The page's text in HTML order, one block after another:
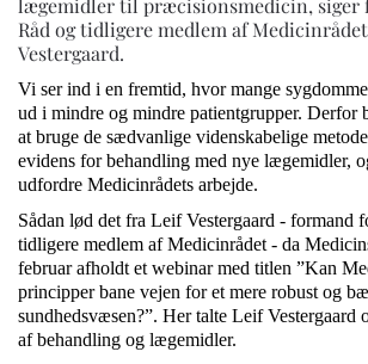
lægemidler til præcisionsmedicin, siger
Råd og tidligere medlem af
Vestergaard.
Vi ser ind i en fremtid, hvor mange
ud i mindre og mindre patientgrupper. Derfor
at bruge de sædvanlige videnskabelige
evidens for behandling med nye lægemidler,
udfordre Medicinrådets arbejde.
Sådan lød det fra Leif Vestergaard - formand
tidligere medlem af Medicinrådet - da
februar afholdt et webinar med titlen ”Kan
principper bane vejen for et mere robust og
sundhedsvæsen?”. Her talte Leif Vestergaard
af behandling og lægemidler.